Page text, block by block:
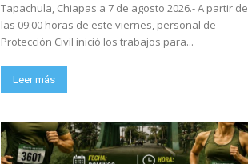
Tapachula, Chiapas a 7 de agosto 2026.- A partir de
las 09:00 horas de este viernes, personal de
Protección Civil inició los trabajos para...
Leer más